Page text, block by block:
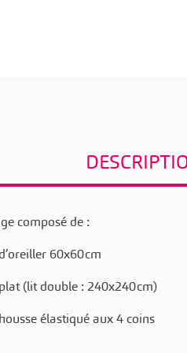
composé de :
60x60cm
(lit double : 240x240cm)
élastiqué aux 4 coins